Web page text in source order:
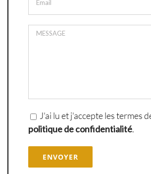
J'ai lu et j'accepte les termes
politique de confidentialité.